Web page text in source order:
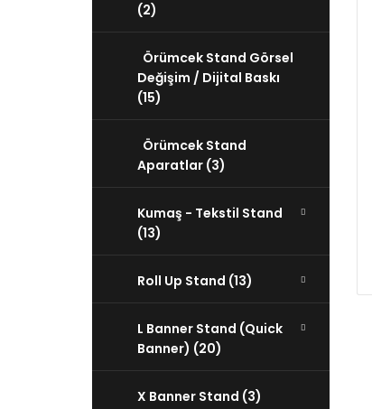
(2)
Örümcek Stand Görsel
Değişim / Dijital Baskı
(15)
Örümcek Stand
Aparatlar (3)
Kumaş - Tekstil Stand
(13)
Roll Up Stand (13)
L Banner Stand (Quick
Banner) (20)
X Banner Stand (3)